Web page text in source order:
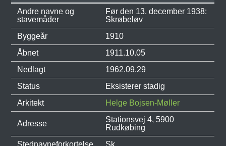
Andre navne og
stavemåder
Før den 13. december 1938:
Skrøbeløv
Byggeår
1910
Åbnet
1911.10.05
Nedlagt
1962.09.29
Status
Eksisterer stadig
Arkitekt
Helge Bojsen-Møller
Adresse
Stationsvej 4, 5900
Rudkøbing
Stednavneforkortelse
Sk